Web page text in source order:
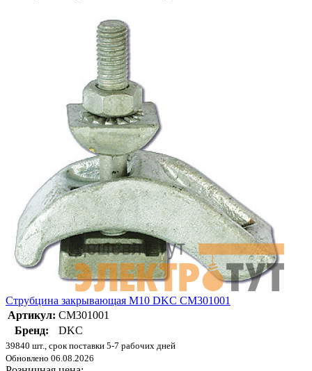
Струбцина закрывающая М10 DKC CM301001
Артикул: CM301001
Бренд:
DKC
39840 шт., срок поставки 5-7 рабочих дней
Обновлено 06.08.2026